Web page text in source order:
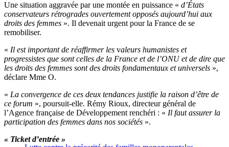
Une situation aggravée par une montée en puissance « d’États
conservateurs rétrogrades ouvertement opposés aujourd’hui aux
droits des femmes ». Il devenait urgent pour la France de se
remobiliser.
« Il est important de réaffirmer les valeurs humanistes et
progressistes que sont celles de la France et de l’ONU et de dire que
les droits des femmes sont des droits fondamentaux et universels »,
déclare Mme O.
« La convergence de ces deux tendances justifie la raison d’être de
ce forum », poursuit-elle. Rémy Rioux, directeur général de
l’Agence française de Développement renchéri : « Il faut assurer la
participation des femmes dans nos sociétés ».
« Ticket d’entrée »